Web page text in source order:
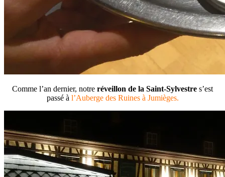
Comme l’an dernier, notre réveillon de la Saint-Sylvestre s’est
passé à l’Auberge des Ruines à Jumièges.